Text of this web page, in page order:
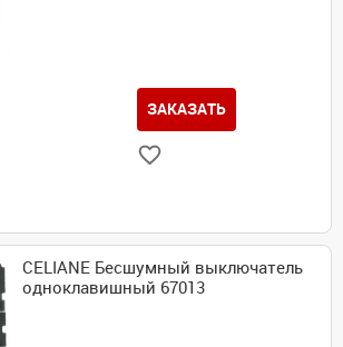
ЗАКАЗАТЬ
CELIANE Бесшумный выключатель
одноклавишный 67013